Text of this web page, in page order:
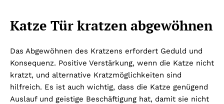
Katze Tür kratzen abgewöhnen
Das Abgewöhnen des Kratzens erfordert Geduld und
Konsequenz. Positive Verstärkung, wenn die Katze nicht
kratzt, und alternative Kratzmöglichkeiten sind
hilfreich. Es ist auch wichtig, dass die Katze genügend
Auslauf und geistige Beschäftigung hat, damit sie nicht